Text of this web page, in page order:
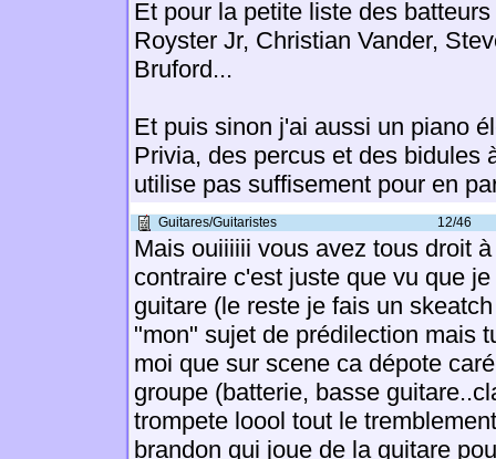
Et pour la petite liste des
Royster Jr, Christian Vander,
Bruford...
Et puis sinon j'ai aussi un piano
Privia, des percus et des bidules
utilise pas suffisement pour en
Guitares/Guitaristes 12/46
Mais ouiiiiii vous avez tous droit
contraire c'est juste que vu que
guitare (le reste je fais un
"mon" sujet de prédilection mais
moi que sur scene ca dépote
groupe (batterie, basse
trompete loool tout le
brandon qui joue de la guitare